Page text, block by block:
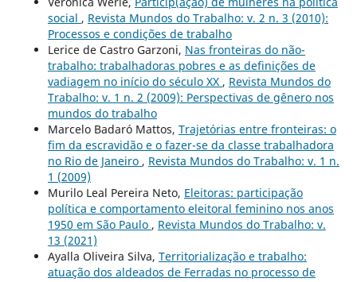
social , Revista Mundos do Trabalho: v. 2 n. 3 (2010):
Processos e condições de trabalho
Lerice de Castro Garzoni, Nas fronteiras do não-
trabalho: trabalhadoras pobres e as definições de
vadiagem no início do século XX , Revista Mundos do
Trabalho: v. 1 n. 2 (2009): Perspectivas de gênero nos
mundos do trabalho
Marcelo Badaró Mattos, Trajetórias entre fronteiras: o
fim da escravidão e o fazer-se da classe trabalhadora
no Rio de Janeiro , Revista Mundos do Trabalho: v. 1 n.
1 (2009)
Murilo Leal Pereira Neto, Eleitoras: participação
política e comportamento eleitoral feminino nos anos
1950 em São Paulo , Revista Mundos do Trabalho: v.
13 (2021)
Ayalla Oliveira Silva, Territorialização e trabalho:
atuação dos aldeados de Ferradas no processo de